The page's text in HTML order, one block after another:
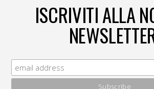
ISCRIVITI ALLA